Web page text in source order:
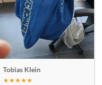
Tobias Klein
★★★★★